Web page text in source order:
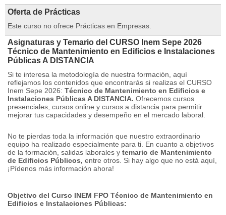
Oferta de Prácticas
Este curso no ofrece Prácticas en Empresas.
Asignaturas y Temario del CURSO Inem Sepe 2026
Técnico de Mantenimiento en Edificios e Instalaciones
Públicas A DISTANCIA
Si te interesa la metodología de nuestra formación, aquí
reflejamos los contenidos que encontrarás si realizas el CURSO
Inem Sepe 2026: Técnico de Mantenimiento en Edificios e
Instalaciones Públicas A DISTANCIA. Ofrecemos cursos
presenciales, cursos online y cursos a distancia para permitir
mejorar tus capacidades y desempeño en el mercado laboral.
No te pierdas toda la información que nuestro extraordinario
equipo ha realizado especialmente para ti. En cuanto a objetivos
de la formación, salidas laborales y temario de Mantenimiento
de Edificios Públicos, entre otros. Si hay algo que no está aquí,
¡Pídenos más información ahora!
Objetivo del Curso INEM FPO Técnico de Mantenimiento en
Edificios e Instalaciones Públicas: